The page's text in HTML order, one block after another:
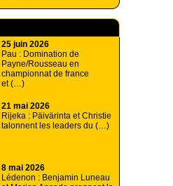
25 juin 2026
Pau : Domination de
Payne/Rousseau en
championnat de france
et (…)
21 mai 2026
Rijeka : Päivärinta et Christie
talonnent les leaders du (…)
8 mai 2026
Lédenon : Benjamin Luneau